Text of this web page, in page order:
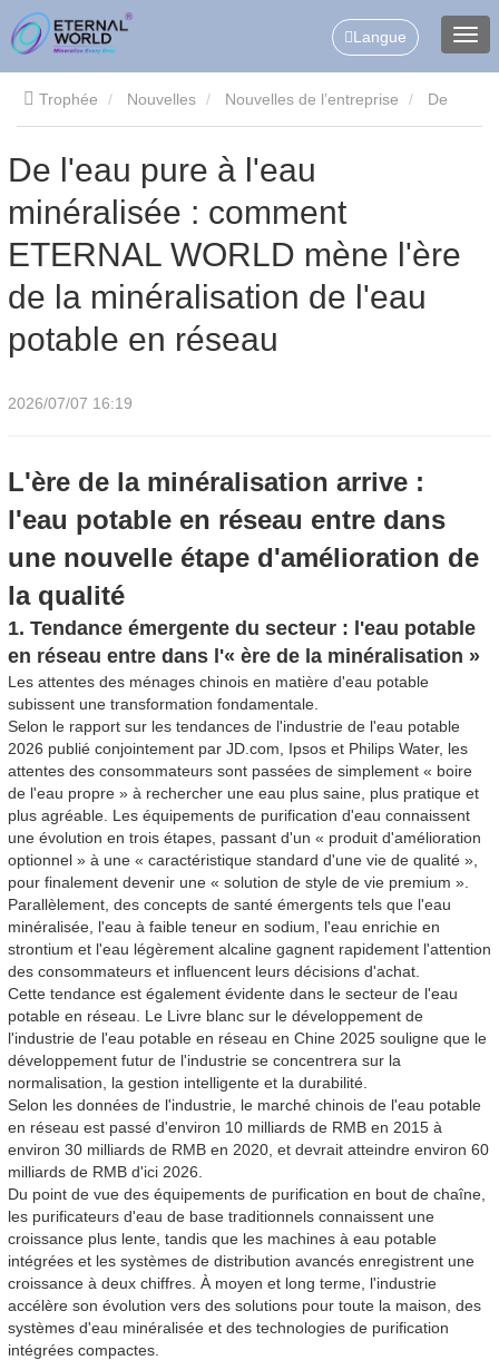
Langue
Trophée Nouvelles Nouvelles de l’entreprise
l'eau pure à l'eau minéralisée : comment ETERNAL WORLD
mène l'ère de la minéralisation de l'eau potable en réseau
De l'eau pure à l'eau
minéralisée : comment
ETERNAL WORLD mène l'ère
de la minéralisation de l'eau
potable en réseau
2026/07/07 16:19
L'ère de la minéralisation arrive :
l'eau potable en réseau entre dans
une nouvelle étape d'amélioration de
la qualité
1. Tendance émergente du secteur : l'eau potable
en réseau entre dans l'« ère de la minéralisation »
Les attentes des ménages chinois en matière d'eau potable
subissent une transformation fondamentale.
Selon le rapport sur les tendances de l'industrie de l'eau potable
2026 publié conjointement par JD.com, Ipsos et Philips Water, les
attentes des consommateurs sont passées de simplement « boire
de l'eau propre » à rechercher une eau plus saine, plus pratique et
plus agréable. Les équipements de purification d'eau connaissent
une évolution en trois étapes, passant d'un « produit d'amélioration
optionnel » à une « caractéristique standard d'une vie de qualité »,
pour finalement devenir une « solution de style de vie premium ».
Parallèlement, des concepts de santé émergents tels que l'eau
minéralisée, l'eau à faible teneur en sodium, l'eau enrichie en
strontium et l'eau légèrement alcaline gagnent rapidement l'attention
des consommateurs et influencent leurs décisions d'achat.
Cette tendance est également évidente dans le secteur de l'eau
potable en réseau. Le Livre blanc sur le développement de
l'industrie de l'eau potable en réseau en Chine 2025 souligne que le
développement futur de l'industrie se concentrera sur la
normalisation, la gestion intelligente et la durabilité.
Selon les données de l'industrie, le marché chinois de l'eau potable
en réseau est passé d'environ 10 milliards de RMB en 2015 à
environ 30 milliards de RMB en 2020, et devrait atteindre environ 60
milliards de RMB d'ici 2026.
Du point de vue des équipements de purification en bout de chaîne,
les purificateurs d'eau de base traditionnels connaissent une
croissance plus lente, tandis que les machines à eau potable
intégrées et les systèmes de distribution avancés enregistrent une
croissance à deux chiffres. À moyen et long terme, l'industrie
accélère son évolution vers des solutions pour toute la maison, des
systèmes d'eau minéralisée et des technologies de purification
intégrées compactes.